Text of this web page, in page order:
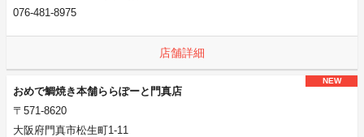
076-481-8975
店舗詳細
NEW
おめで鯛焼き本舗ららぽーと門真店
〒571-8620
大阪府門真市松生町1-11